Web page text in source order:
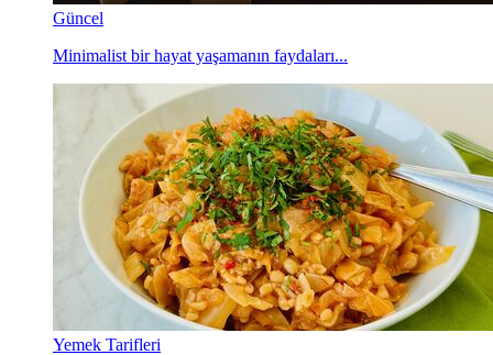
Güncel
Minimalist bir hayat yaşamanın faydaları...
Yemek Tarifleri